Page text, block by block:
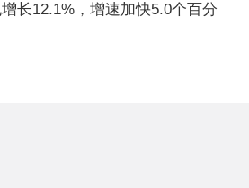
长12.1%，增速加快5.0个百分